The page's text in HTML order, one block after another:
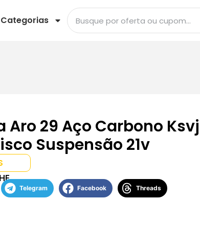
Categorias
Aro 29 Aço Carbono Ksvj
Suspensão 21v
Telegram Facebook Threads